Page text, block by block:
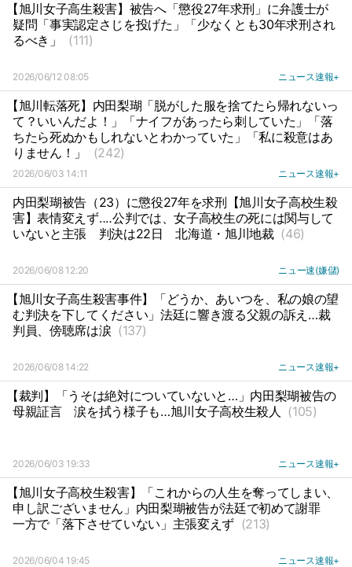
【旭川女子高生殺害】被告へ「懲役27年求刑」に弁護士が
疑問「事実認定さじを投げた」「少なくとも30年求刑され
るべき」
(111)
2026/06/12 08:05 ニュース速報+
【旭川転落死】内田梨瑚「脱がした服を捨てたら帰れないっ
て？いいんだよ！」「ナイフがあったら刺していた」「落
ちたら死ぬかもしれないとわかっていた」「私に殺意はあ
りません！」
(242)
2026/06/03 14:11 ニュース速報+
内田梨瑚被告（23）に懲役27年を求刑【旭川女子高校生殺
害】表情変えず‥‥公判では、女子高校生の死には関与して
いないと主張
判決は22日 北海道・旭川地裁 (46)
2026/06/08 12:20 ニュー速(嫌儲)
【旭川女子高生殺害事件】「どうか、あいつを、私の娘の望
む判決を下してください」法廷に響き渡る父親の訴え…裁
判員、傍聴席は涙 (137)
2026/06/08 14:22 ニュース速報+
【裁判】「うそは絶対についていないと…」内田梨瑚被告の
母親証言
涙を拭う様子も…旭川女子高校生殺人 (105)
2026/06/03 19:33 ニュース速報+
【旭川女子高校生殺害】「これからの人生を奪ってしまい、
申し訳ございません」内田梨瑚被告が法廷で初めて謝罪
一方で「落下させていない」主張変えず (213)
2026/06/04 19:45 ニュース速報+